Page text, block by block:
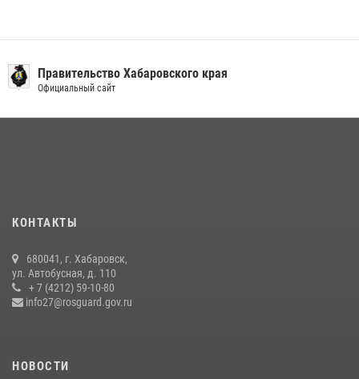
13 июля 2026, 00:31
04 августа 2026, 23:41
гражданам государственные услуги в сфере оборота оружия,
частной детективной и охранной деятельности
17 июля 2026, 03:45
Правительство Хабаровского края
Официальный сайт
КОНТАКТЫ
680041, г. Хабаровск,
ул. Автобусная, д. 110
+ 7 (4212) 59-10-80
info27@rosguard.gov.ru
НОВОСТИ